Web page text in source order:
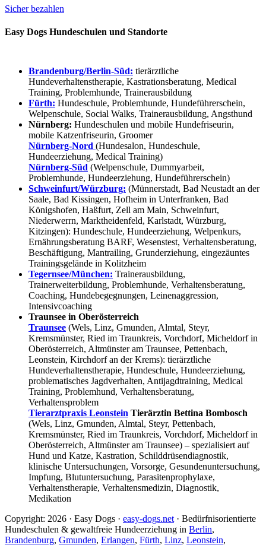
Sicher bezahlen
Easy Dogs Hundeschulen und Standorte
Brandenburg/Berlin-Süd: tierärztliche
Hundeverhaltenstherapie, Kastrationsberatung, Medical
Training, Problemhunde, Trainerausbildung
Fürth: Hundeschule, Problemhunde, Hundeführerschein,
Welpenschule, Social Walks, Trainerausbildung, Angsthund
Nürnberg: Hundeschulen und mobile Hundefriseurin,
mobile Katzenfriseurin, Groomer
Nürnberg-Nord (Hundesalon, Hundeschule,
Hundeerziehung, Medical Training)
Nürnberg-Süd (Welpenschule, Dummyarbeit,
Problemhunde, Hundeerziehung, Hundeführerschein)
Schweinfurt/Würzburg: (Münnerstadt, Bad Neustadt an der
Saale, Bad Kissingen, Hofheim in Unterfranken, Bad
Königshofen, Haßfurt, Zell am Main, Schweinfurt,
Niederwerrn, Marktheidenfeld, Karlstadt, Würzburg,
Kitzingen): Hundeschule, Hundeerziehung, Welpenkurs,
Ernährungsberatung BARF, Wesenstest, Verhaltensberatung,
Beschäftigung, Mantrailing, Grunderziehung, eingezäuntes
Trainingsgelände in Kolitzheim
Tegernsee/München: Trainerausbildung,
Trainerweiterbildung, Problemhunde, Verhaltensberatung,
Coaching, Hundebegegnungen, Leinenaggression,
Intensivcoaching
Traunsee in Oberösterreich
Traunsee (Wels, Linz, Gmunden, Almtal, Steyr,
Kremsmünster, Ried im Traunkreis, Vorchdorf, Micheldorf in
Oberösterreich, Altmünster am Traunsee, Pettenbach,
Leonstein, Kirchdorf an der Krems): tierärztliche
Hundeverhaltenstherapie, Hundeschule, Hundeerziehung,
problematisches Jagdverhalten, Antijagdtraining, Medical
Training, Problemhund, Verhaltensberatung,
Verhaltensproblem
Tierarztpraxis Leonstein Tierärztin Bettina Bombosch
(Wels, Linz, Gmunden, Almtal, Steyr, Pettenbach,
Kremsmünster, Ried im Traunkreis, Vorchdorf, Micheldorf in
Oberösterreich, Altmünster am Traunsee) – spezialisiert auf
Hund und Katze, Kastration, Schilddrüsendiagnostik,
klinische Untersuchungen, Vorsorge, Gesundenuntersuchung,
Impfung, Blutuntersuchung, Parasitenprophylaxe,
Verhaltenstherapie, Verhaltensmedizin, Diagnostik,
Medikation
Copyright: 2026 · Easy Dogs · easy-dogs.net · Bedürfnisorientierte
Hundeschulen & gewaltfreie Hundeerziehung in Berlin,
Brandenburg, Gmunden, Erlangen, Fürth, Linz, Leonstein,